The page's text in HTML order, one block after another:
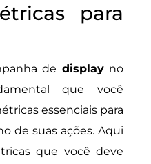
para
de displayno
que você
essenciais para
de suas ações. Aqui
que você deve